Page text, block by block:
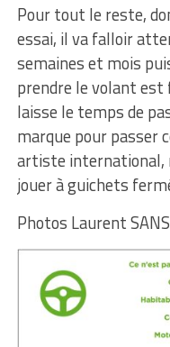
Pour tout le reste,
essai, il va falloir
semaines et mois
prendre le volant est
laisse le temps de
marque pour passer
artiste international,
jouer à guichets
Photos Laurent